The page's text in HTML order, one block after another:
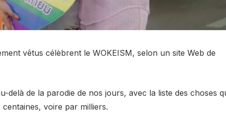
vêtus célèbrent le WOKEISM, selon un site Web de
delà de la parodie de nos jours, avec la liste des choses
voire par milliers.